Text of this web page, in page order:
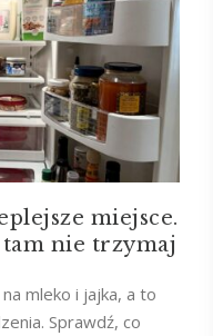
miejsce.
nie trzymaj
mleko i jajka, a to
Sprawdź, co